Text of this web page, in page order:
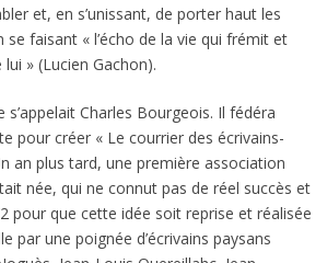
et, en s’unissant, de porter haut les
se faisant « l’écho de la vie qui frémit et
» (Lucien Gachon).
s’appelait Charles Bourgeois. Il fédéra
pour créer « Le courrier des écrivains-
an plus tard, une première association
née, qui ne connut pas de réel succès et
pour que cette idée soit reprise et réalisée
par une poignée d’écrivains paysans